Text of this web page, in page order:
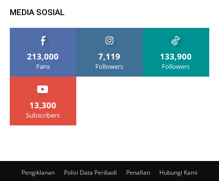
MEDIA SOSIAL
213,000
Fans
7,119
Followers
133,900
Followers
13,300
Subscribers
Pengiklanan Polisi Data Peribadi Penafian Hubungi Kami